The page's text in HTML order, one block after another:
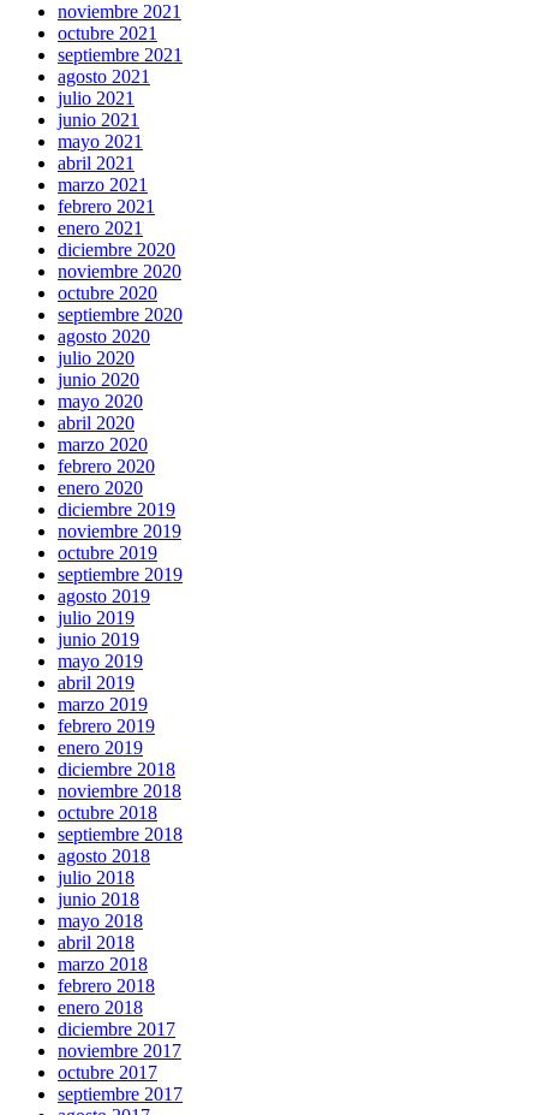
noviembre 2021
octubre 2021
septiembre 2021
agosto 2021
julio 2021
junio 2021
mayo 2021
abril 2021
marzo 2021
febrero 2021
enero 2021
diciembre 2020
noviembre 2020
octubre 2020
septiembre 2020
agosto 2020
julio 2020
junio 2020
mayo 2020
abril 2020
marzo 2020
febrero 2020
enero 2020
diciembre 2019
noviembre 2019
octubre 2019
septiembre 2019
agosto 2019
julio 2019
junio 2019
mayo 2019
abril 2019
marzo 2019
febrero 2019
enero 2019
diciembre 2018
noviembre 2018
octubre 2018
septiembre 2018
agosto 2018
julio 2018
junio 2018
mayo 2018
abril 2018
marzo 2018
febrero 2018
enero 2018
diciembre 2017
noviembre 2017
octubre 2017
septiembre 2017